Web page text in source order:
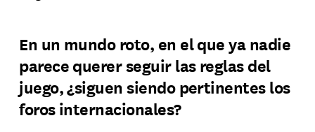
En un mundo roto, en el que ya nadie
parece querer seguir las reglas del
juego, ¿siguen siendo pertinentes los
foros internacionales?